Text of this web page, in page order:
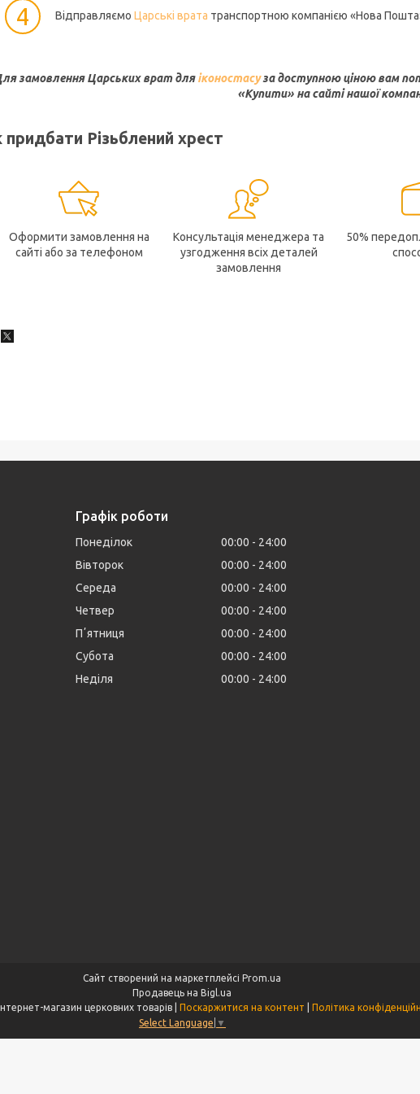
4 Відправляємо Царські врата транспортною компанією «Нова
замовлення Царських врат дляіконостасуза доступною ціною вам
«Купити» на сайті нашої
придбати Різьблений хрест
Оформити замовлення на
сайті або за телефоном
Консультація менеджера та
узгодження всіх деталей
замовлення
50%
Графік роботи
Понеділок 00:00
24:00
Вівторок
00:00
24:00
Середа
00:00
24:00
Четвер
00:00
24:00
Пʼятниця
00:00
24:00
Субота
00:00
24:00
Неділя
00:00 24:00
Сайт створений на маркетплейсі Prom.ua
Продавець на Bigl.ua
Поскаржитися на контент
Політика
Select Language ▼